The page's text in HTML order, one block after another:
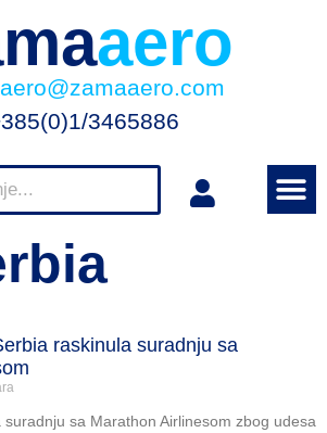
aero
3465886
raskinula suradnju sa
sa Marathon Airlinesom zbog udesa